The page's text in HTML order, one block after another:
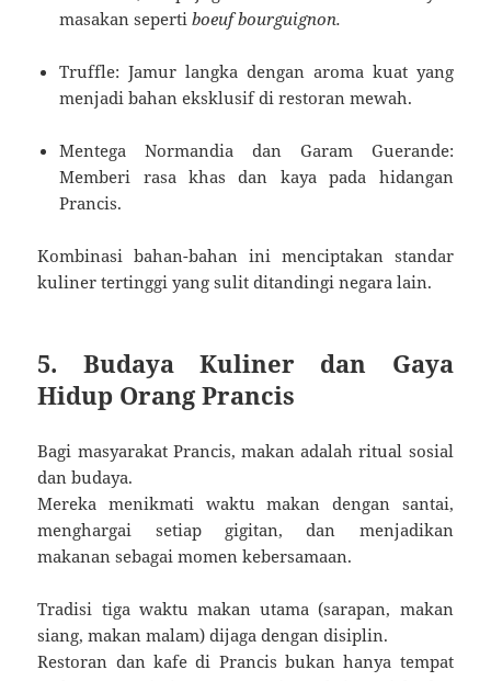
masakan sepertiboeuf bourguignon.
Truffle: Jamur langka dengan aroma kuat yang
menjadi bahan eksklusif di restoran mewah.
Mentega Normandia dan Garam Guerande:
Memberi rasa khas dan kaya pada hidangan
Prancis.
Kombinasi bahan-bahan ini menciptakan standar
kuliner tertinggi yang sulit ditandingi negara lain.
5. Budaya Kuliner dan Gaya
Hidup Orang Prancis
Bagi masyarakat Prancis, makan adalah ritual sosial
dan budaya.
Mereka menikmati waktu makan dengan santai,
menghargai setiap gigitan, dan menjadikan
makanan sebagai momen kebersamaan.
Tradisi tiga waktu makan utama (sarapan, makan
siang, makan malam) dijaga dengan disiplin.
Restoran dan kafe di Prancis bukan hanya tempat